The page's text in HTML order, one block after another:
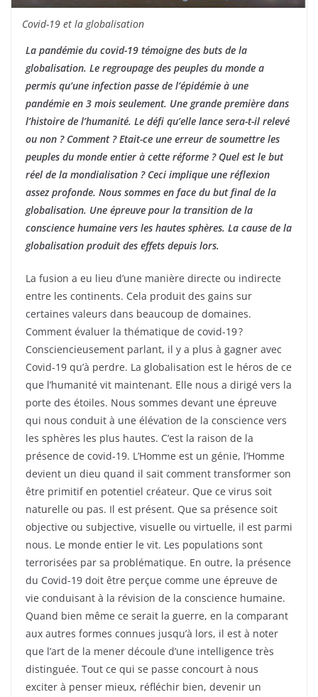
Covid-19 et la globalisation
La pandémie du covid-19 témoigne des buts de la
globalisation. Le regroupage des peuples du monde a
permis qu’une infection passe de l’épidémie à une
pandémie en 3 mois seulement. Une grande première dans
l’histoire de l’humanité. Le défi qu’elle lance sera-t-il relevé
ou non ? Comment ? Etait-ce une erreur de soumettre les
peuples du monde entier à cette réforme ? Quel est le but
réel de la mondialisation ? Ceci implique une réflexion
assez profonde. Nous sommes en face du but final de la
globalisation. Une épreuve pour la transition de la
conscience humaine vers les hautes sphères. La cause de la
globalisation produit des effets depuis lors.
La fusion a eu lieu d’une manière directe ou indirecte
entre les continents. Cela produit des gains sur
certaines valeurs dans beaucoup de domaines.
Comment évaluer la thématique de covid-19 ?
Consciencieusement parlant, il y a plus à gagner avec
Covid-19 qu’à perdre. La globalisation est le héros de ce
que l’humanité vit maintenant. Elle nous a dirigé vers la
porte des étoiles. Nous sommes devant une épreuve
qui nous conduit à une élévation de la conscience vers
les sphères les plus hautes. C’est la raison de la
présence de covid-19. L’Homme est un génie, l’Homme
devient un dieu quand il sait comment transformer son
être primitif en potentiel créateur. Que ce virus soit
naturelle ou pas. Il est présent. Que sa présence soit
objective ou subjective, visuelle ou virtuelle, il est parmi
nous. Le monde entier le vit. Les populations sont
terrorisées par sa problématique. En outre, la présence
du Covid-19 doit être perçue comme une épreuve de
vie conduisant à la révision de la conscience humaine.
Quand bien même ce serait la guerre, en la comparant
aux autres formes connues jusqu’à lors, il est à noter
que l’art de la mener découle d’une intelligence très
distinguée. Tout ce qui se passe concourt à nous
exciter à penser mieux, réfléchir bien, devenir un